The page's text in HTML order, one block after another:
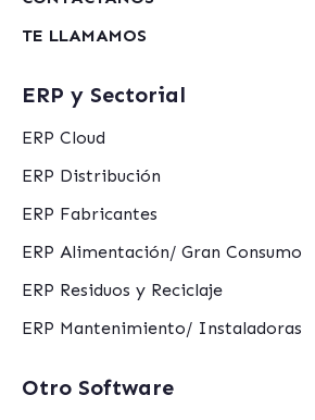
TE LLAMAMOS
ERP y Sectorial
ERP Cloud
ERP Distribución
ERP Fabricantes
ERP Alimentación/ Gran Consumo
ERP Residuos y Reciclaje
ERP Mantenimiento/ Instaladoras
Otro Software